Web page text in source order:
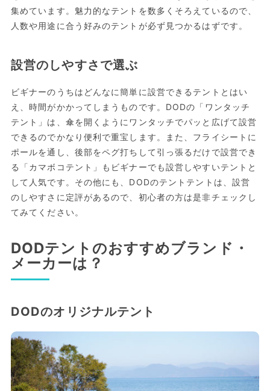
集めています。魅力的なテントを数多くそろえているので、
人数や用途に合う好みのテントが必ず見つかるはずです。
設営のしやすさで選ぶ
ビギナーのうちはどんなに簡単に設営できるテントとはい
え、時間がかかってしまうものです。DODの「ワンタッチ
テント」は、傘を開くようにワンタッチでパッと広げて設営
できるのでかなり便利で重宝します。また、フライシートに
ポールを通し、後部をペグ打ちして引っ張るだけで設営でき
る「カマボコテント」もビギナーでも設営しやすいテントと
して人気です。その他にも、DODのテントテントは、設営
のしやすさに定評があるので、初心者の方は是非チェックし
てみてください。
DODテントのおすすめブランド・
メーカーは？
DODのオリジナルテント